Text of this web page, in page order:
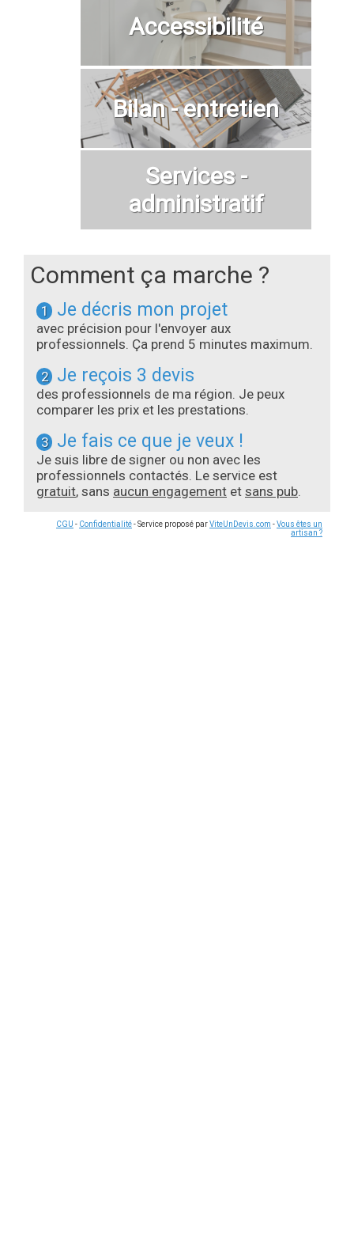
Accessibilité
Bilan - entretien
Services -
administratif
Comment ça marche ?
1 Je décris mon projet
avec précision pour l'envoyer aux
professionnels. Ça prend 5 minutes maximum.
2 Je reçois 3 devis
des professionnels de ma région. Je peux
comparer les prix et les prestations.
3 Je fais ce que je veux !
Je suis libre de signer ou non avec les
professionnels contactés. Le service est
gratuit, sans aucun engagement et sans pub.
CGU - Confidentialité- Service proposé parViteUnDevis.com -Vous êtes un
artisan ?